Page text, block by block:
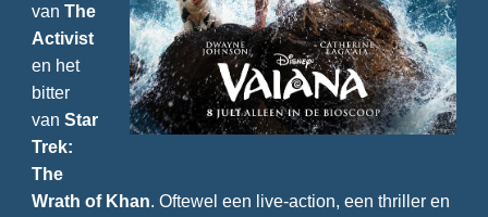
van The
Activist
en het
bitter
van Star
Trek:
The
Wrath of Khan. Oftewel een live-action, een thriller en